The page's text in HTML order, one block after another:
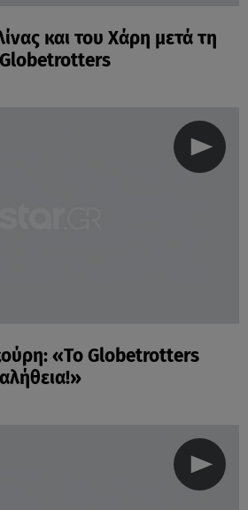
και του Χάρη μετά τη
Globetrotters
«Το Globetrotters